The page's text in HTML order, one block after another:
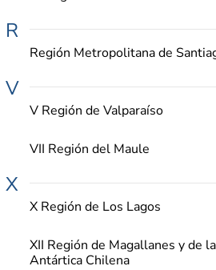
R
Región Metropolitana de
V
V Región de Valparaíso
VII Región del Maule
X
X Región de Los Lagos
XII Región de Magallanes y de la
Antártica Chilena